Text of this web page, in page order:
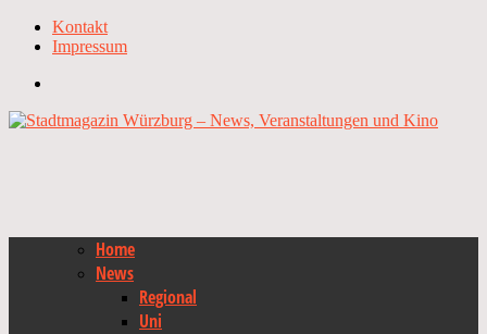
Kontakt
Impressum
Home
News
Regional
Uni